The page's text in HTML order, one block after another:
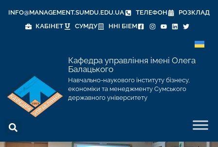
INFO@MANAGEMENT.SUMDU.EDU.UA ТЕЛЕФОН
РОЗКЛАД
КАБІНЕТ
СУМДУ ННІ БІЕМ
Кафедра управління імені Олега
Балацького
Навчально-наукового інституту бізнесу,
економіки та менеджменту Сумського
державного університету